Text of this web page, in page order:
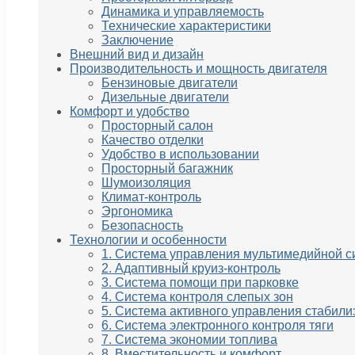
Динамика и управляемость
Технические характеристики
Заключение
Внешний вид и дизайн
Производительность и мощность двигателя
Бензиновые двигатели
Дизельные двигатели
Комфорт и удобство
Просторный салон
Качество отделки
Удобство в использовании
Просторный багажник
Шумоизоляция
Климат-контроль
Эргономика
Безопасность
Технологии и особенности
1. Система управления мультимедийной
2. Адаптивный круиз-контроль
3. Система помощи при парковке
4. Система контроля слепых зон
5. Система активного управления
6. Система электронного контроля тяги
7. Система экономии топлива